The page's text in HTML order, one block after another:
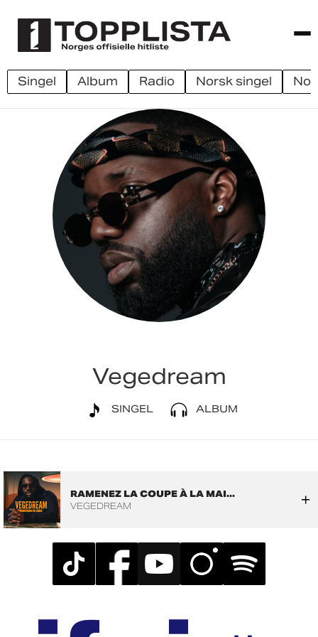
singel album radio norsk singel
Vegedream
SINGEL ALBUM
RAMENEZ LA COUPE À LA MAI...
VEGEDREAM